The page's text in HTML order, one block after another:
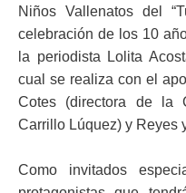
Niños Vallenatos del
celebración de los 10
la periodista Lolita
cual se realiza con el
Cotes (directora de la
Carrillo Lúquez) y Reyes
Como invitados